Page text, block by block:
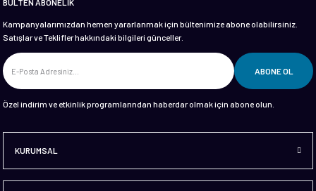
KURUMSAL
BÜLTEN ABONELİK
Kampanyalarımızdan hemen yararlanmak için bültenimize abone olabilirsiniz.
Satışlar ve Teklifler hakkındaki bilgileri günceller.
ABONE OL
Özel indirim ve etkinlik programlarından haberdar olmak için abone olun.